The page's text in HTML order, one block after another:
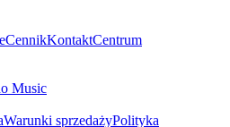
CennikKontaktCentrum
Music
Warunki sprzedażyPolityka